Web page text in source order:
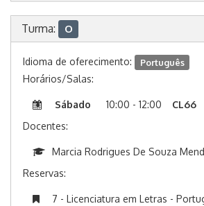
Turma: O
Idioma de oferecimento: Português
Horários/Salas:
Sábado 10:00 - 12:00
CL66
Docentes:
Marcia Rodrigues De Souza
Reservas:
7 - Licenciatura em Letras -